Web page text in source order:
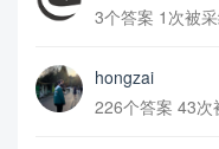
3个答案 1次被
hongzai
226个答案 43次